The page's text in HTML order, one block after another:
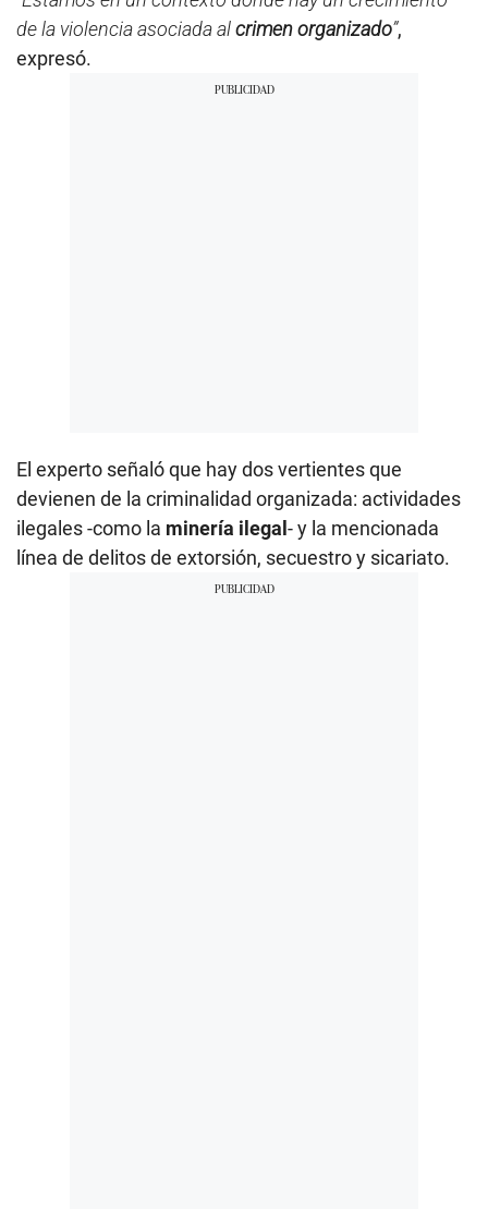
de la violencia asociada alcrimen organizado”,
expresó.
El experto señaló que hay dos vertientes que
devienen de la criminalidad organizada: actividades
ilegales -como la minería ilegal- y la mencionada
línea de delitos de extorsión, secuestro y sicariato.